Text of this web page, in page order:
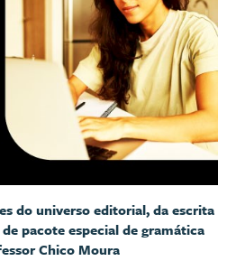
do universo editorial, da escrita
pacote especial de gramática
Chico Moura